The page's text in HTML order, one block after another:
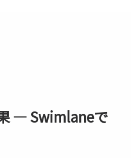
― Swimlaneで